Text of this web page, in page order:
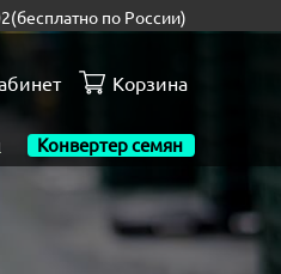
(бесплатно по России)
Корзина
Конвертер семян